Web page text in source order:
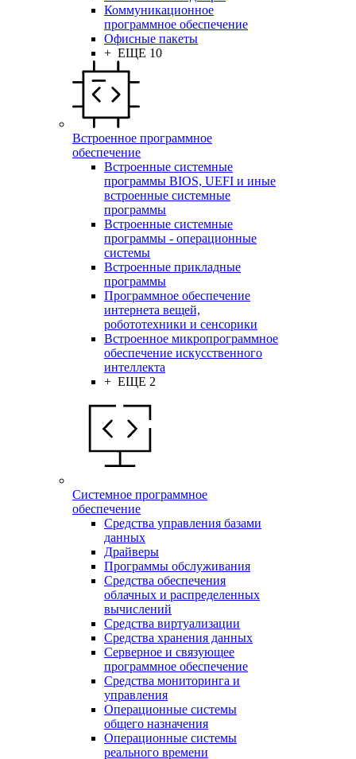
Коммуникационное
программное обеспечение
Офисные пакеты
+ ЕЩЕ 10
Встроенное программное
обеспечение
Встроенные системные
программы BIOS, UEFI и иные
встроенные системные
программы
Встроенные системные
программы - операционные
системы
Встроенные прикладные
программы
Программное обеспечение
интернета вещей,
робототехники и сенсорики
Встроенное микропрограммное
обеспечение искусственного
интеллекта
+ ЕЩЕ 2
Системное программное
обеспечение
Средства управления базами
данных
Драйверы
Программы обслуживания
Средства обеспечения
облачных и распределенных
вычислений
Средства виртуализации
Средства хранения данных
Серверное и связующее
программное обеспечение
Средства мониторинга и
управления
Операционные системы
общего назначения
Операционные системы
реального времени